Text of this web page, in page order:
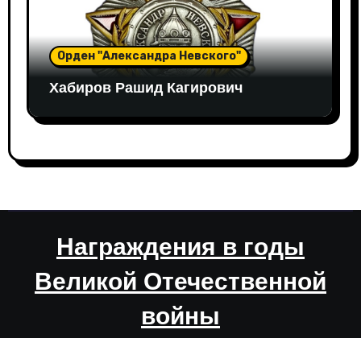
Орден "Александра Невского"
Хабиров Рашид Кагирович
Награждения в годы
Великой Отечественной
войны